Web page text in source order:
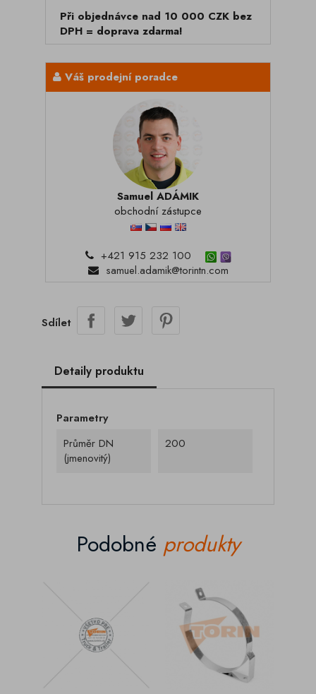
Při objednávce nad 10 000 CZK bez
DPH = doprava zdarma!
Váš prodejní poradce
Samuel ADÁMIK
obchodní zástupce
+421 915 232 100
samuel.adamik@torintn.com
Sdílet
Detaily produktu
Parametry
Průměr DN
(jmenovitý)
200
Podobné produkty